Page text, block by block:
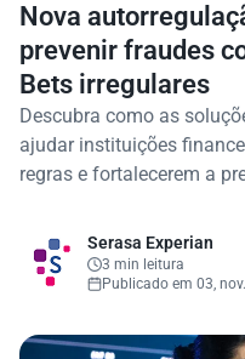
Nova
prevenir fraudes
Bets irregulares
Descubra como as
ajudar instituições
regras e fortalecerem a
Serasa Experian
3 min leitura
Publicado em 03,